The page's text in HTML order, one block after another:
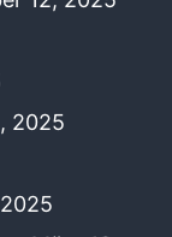
2025